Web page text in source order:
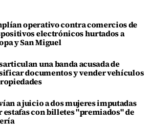
operativo contra comercios de
electrónicos hurtados a
y San Miguel
una banda acusada de
documentos y vender vehículos
a juicio a dos mujeres imputadas
estafas con billetes "premiados" de